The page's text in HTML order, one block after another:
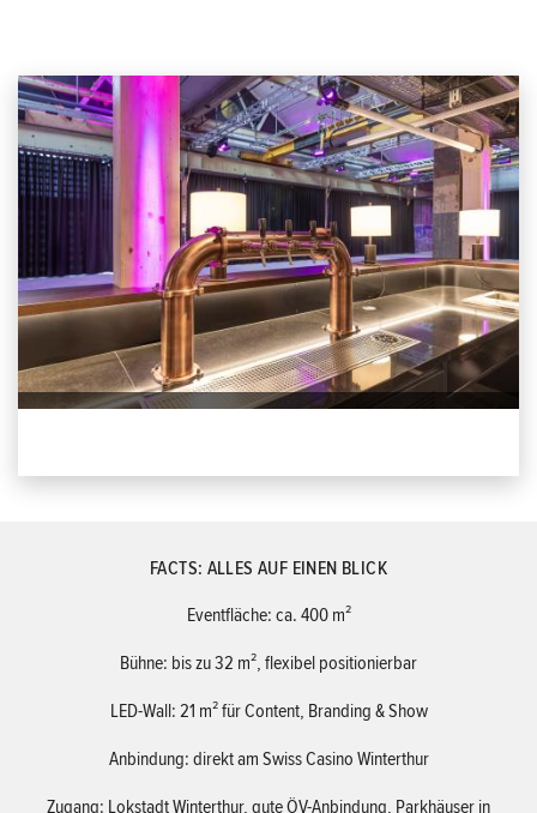
FACTS: ALLES AUF EINEN BLICK
Eventfläche: ca. 400 m²
Bühne: bis zu 32 m², flexibel positionierbar
LED-Wall: 21 m² für Content, Branding & Show
Anbindung: direkt am Swiss Casino Winterthur
Zugang: Lokstadt Winterthur, gute ÖV-Anbindung, Parkhäuser in